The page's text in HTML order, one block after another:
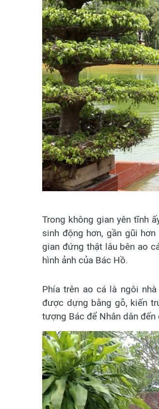
Trong không gian yên tĩnh
sinh động hơn, gần gũi
gian đứng thật lâu bên ao
hình ảnh của Bác Hồ.
Phía trên ao cá là ngôi
được dựng bằng gỗ, kiến
tượng Bác để Nhân dân